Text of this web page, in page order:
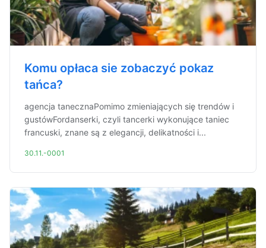
Komu opłaca sie zobaczyć pokaz
tańca?
agencja tanecznaPomimo zmieniających się trendów i
gustówFordanserki, czyli tancerki wykonujące taniec
francuski, znane są z elegancji, delikatności i...
30.11.-0001